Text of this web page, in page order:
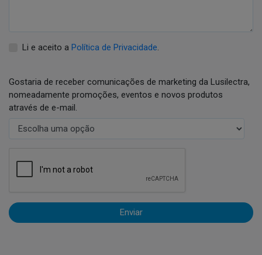
Li e aceito a Política de Privacidade.
Gostaria de receber comunicações de marketing da Lusilectra,
nomeadamente promoções, eventos e novos produtos
através de e-mail.
Enviar